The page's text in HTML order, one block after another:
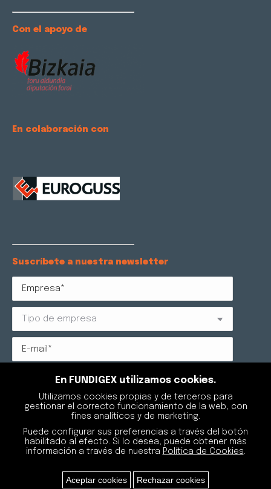
Con el apoyo de
En colaboración con
Suscríbete a nuestra newsletter
Protección de datos: Reglamento (UE) 2016/679 RGPD y
EXPORTADORES DE FUNDICIÓN, como responsable del
tratamiento, tratará sus datos para gestionar su
suscripción a la newsletter. Podrá retirar su
consentimiento sin que se vean afectados los
tratamientos de datos que se hayan podido realizar
con anterioridad, y podrá ejercitar los derechos de
acceso, rectificación y supresión de los datos, entre
adicional que está a su disposición en el apartado de
Política de Privacidad.
En FUNDIGEX utilizamos cookies.
Utilizamos cookies propias y de terceros para
gestionar el correcto funcionamiento de la web, con
fines analíticos y de marketing.
Puede configurar sus preferencias a través del botón
habilitado al efecto. Si lo desea, puede obtener más
información a través de nuestra Política de Cookies.
Aceptar cookies Rechazar cookies